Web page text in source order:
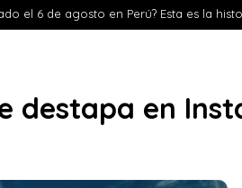
el 6 de agosto en Perú? Esta es la
destapa en